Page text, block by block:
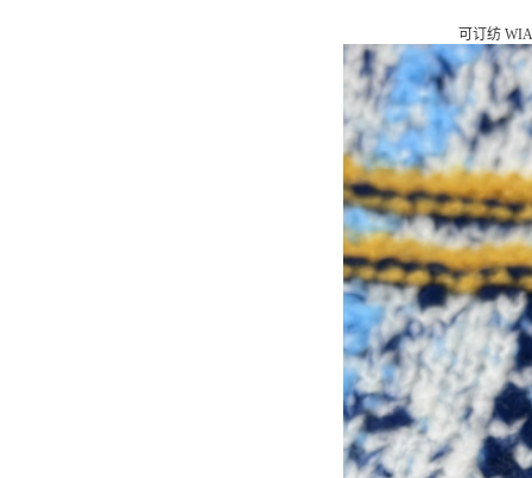
可订纺